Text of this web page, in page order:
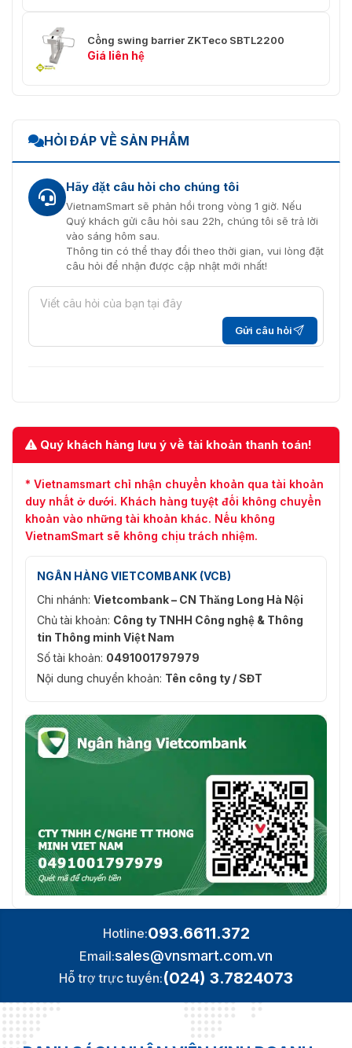
Cổng swing barrier ZKTeco SBTL2200
Giá liên hệ
HỎI ĐÁP VỀ SẢN PHẨM
Hãy đặt câu hỏi cho chúng tôi
VietnamSmart sẽ phản hồi trong vòng 1 giờ. Nếu
Quý khách gửi câu hỏi sau 22h, chúng tôi sẽ trả lời
vào sáng hôm sau.
Thông tin có thể thay đổi theo thời gian, vui lòng đặt
câu hỏi để nhận được cập nhật mới nhất!
Gửi câu hỏi
Quý khách hàng lưu ý về tài khoản thanh toán!
* Vietnamsmart chỉ nhận chuyển khoản qua tài khoản
duy nhất ở dưới. Khách hàng tuyệt đối không chuyển
khoản vào những tài khoản khác. Nếu không
VietnamSmart sẽ không chịu trách nhiệm.
NGÂN HÀNG VIETCOMBANK (VCB)
Chi nhánh: Vietcombank – CN Thăng Long Hà Nội
Chủ tài khoản: Công ty TNHH Công nghệ & Thông
tin Thông minh Việt Nam
Số tài khoản: 0491001797979
Nội dung chuyển khoản: Tên công ty / SĐT
Hotline:093.6611.372
Email:sales@vnsmart.com.vn
Hỗ trợ trực tuyến:(024) 3.7824073